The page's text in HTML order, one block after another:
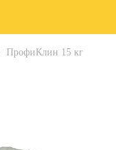
ПрофиКлин 15 кг